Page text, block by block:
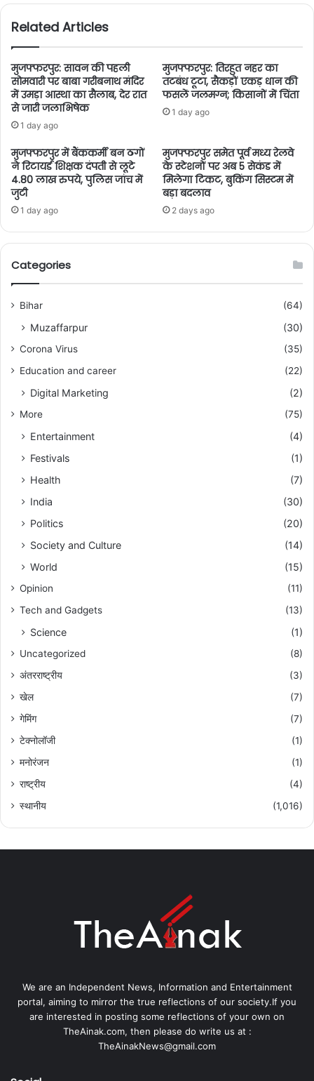
Related Articles
मुजफ्फरपुर: सावन की पहली
सोमवारी पर बाबा गरीबनाथ मंदिर
में उमड़ा आस्था का सैलाब, देर रात
से जारी जलाभिषेक
1 day ago
मुजफ्फरपुर: तिरहुत नहर का
तटबंध टूटा, सैकड़ों एकड़ धान की
फसलें जलमग्न; किसानों में चिंता
1 day ago
मुजफ्फरपुर में बैंककर्मी बन ठगों
ने रिटायर्ड शिक्षक दंपती से लूटे
4.80 लाख रुपये, पुलिस जांच में
जुटी
1 day ago
मुजफ्फरपुर समेत पूर्व मध्य रेलवे
के स्टेशनों पर अब 5 सेकंड में
मिलेगा टिकट, बुकिंग सिस्टम में
बड़ा बदलाव
2 days ago
Categories
Bihar (64)
Muzaffarpur (30)
Corona Virus
(35)
Education and career
(22)
Digital Marketing (2)
More (75)
Entertainment
(4)
Festivals
(1)
Health
(7)
India
(30)
Politics
(20)
Society and Culture
(14)
World
(15)
Opinion
(11)
Tech and Gadgets
(13)
Science (1)
Uncategorized
(8)
अंतरराष्ट्रीय
(3)
खेल
(7)
गेमिंग
(7)
टेक्नोलॉजी
(1)
मनोरंजन
(1)
राष्ट्रीय
(4)
स्थानीय
(1,016)
We are an Independent News, Information and Entertainment
portal, aiming to mirror the true reflections of our society.If you
are interested in posting some reflections of your own on
TheAinak.com, then please do write us at :
TheAinakNews@gmail.com